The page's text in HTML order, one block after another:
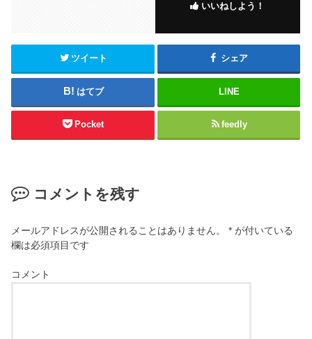
いいねしよう！
ツイート シェア
はてブ LINE
Pocket feedly
コメントを残す
メールアドレスが公開されることはありません。 * が付いている
欄は必須項目です
コメント